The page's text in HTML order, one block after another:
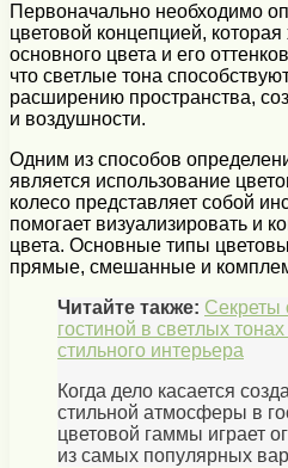
Первоначально необходимо
цветовой концепцией,
основного цвета и его
что светлые тона
расширению пространства,
и воздушности.
Одним из способов
является использование
колесо представляет собой
помогает визуализировать и
цвета. Основные типы
прямые, смешанные и
Читайте также: Секреты
гостиной в светлых
стильного интерьера
Когда дело касается
стильной атмосферы в
цветовой гаммы играет
из самых популярных